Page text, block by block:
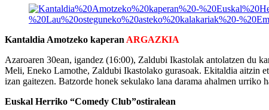
Kantaldia Amotzeko kaperanARGAZKIA
Azaroaren 30ean, igandez (16:00), Zaldubi Ikastolak antolatzen du
Meli, Eneko Lamothe, Zaldubi Ikastolako gurasoak. Ekitaldia aitzin
izan gaitezen. Batzorde honek sekulako lana darama ahalmen
Euskal Herriko “Comedy Club”ostiralean